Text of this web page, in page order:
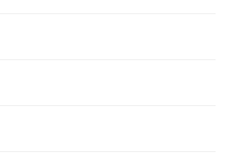
化していきました。一方、金
でできた灯篭のような箱で、